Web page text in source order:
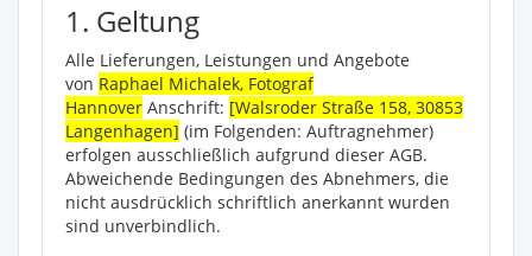
1. Geltung
Alle Lieferungen, Leistungen und Angebote
von Raphael Michalek, Fotograf
Hannover Anschrift: [Walsroder Straße 158, 30853
Langenhagen] (im Folgenden: Auftragnehmer)
erfolgen ausschließlich aufgrund dieser AGB.
Abweichende Bedingungen des Abnehmers, die
nicht ausdrücklich schriftlich anerkannt wurden
sind unverbindlich.